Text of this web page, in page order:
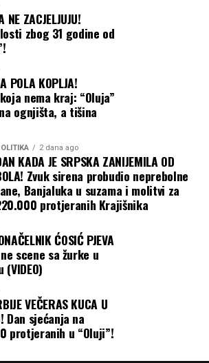
NE ZACJELJUJU!
zbog 31 godine od
POLA KOPLJA!
nema kraj: “Oluja”
ognjišta, a tišina
2 dana ago
KADA JE SRPSKA ZANIJEMILA OD
Zvuk sirena probudio neprebolne
Banjaluka u suzama i molitvi za
protjeranih Krajišnika
ĆOSIĆ PJEVA
scene sa žurke u
VEČERAS KUCA U
Dan sjećanja na
protjeranih u “Oluji”!